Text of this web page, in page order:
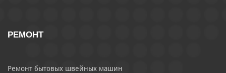
РЕМОНТ
Ремонт бытовых швейных машин